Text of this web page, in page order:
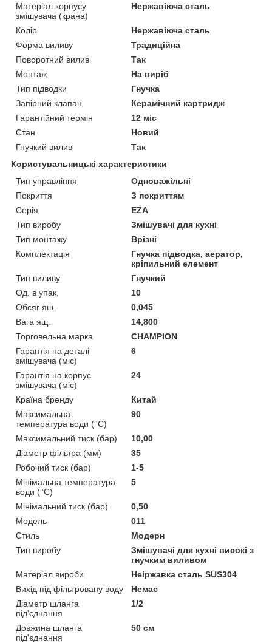
Матеріал корпусу
змішувача (крана)
Нержавіюча сталь
Колір
Нержавіюча сталь
Форма виливу
Традиційна
Поворотний вилив
Так
Монтаж
На виріб
Тип підводки
Гнучка
Запірний клапан
Керамічний картридж
Гарантійний термін
12 міс
Стан
Новий
Гнучкий вилив
Так
Користувальницькі характеристики
Тип управління
Одноважільні
Покриття
З покриттям
Серія
EZA
Тип виробу
Змішувачі для кухні
Тип монтажу
Врізні
Комплектація
Гнучка підводка, аератор,
кріпильний елемент
Тип виливу
Гнучкий
Од. в упак.
10
Обсяг ящ.
0,045
Вага ящ.
14,800
Торговельна марка
CHAMPION
Гарантія на деталі
змішувача (міс)
6
Гарантія на корпус
змішувача (міс)
24
Країна бренду
Китай
Максимальна
температура води (°C)
90
Максимальний тиск (бар)
10,00
Діаметр фільтра (мм)
35
Робочий тиск (бар)
1-5
Мінімальна температура
води (°C)
5
Мінімальний тиск (бар)
0,50
Мoдель
011
Стиль
Модерн
Тип виробу
Змішувачі для кухні високі з
гнучким виливом
Матеріал вироби
Неіржавка сталь SUS304
Вихід під фільтровану воду
Немає
Діаметр шланга
під'єднання
1/2
Довжина шланга
під'єднання
50 см